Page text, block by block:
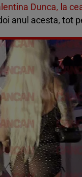
Dunca, la
anul acesta, tot